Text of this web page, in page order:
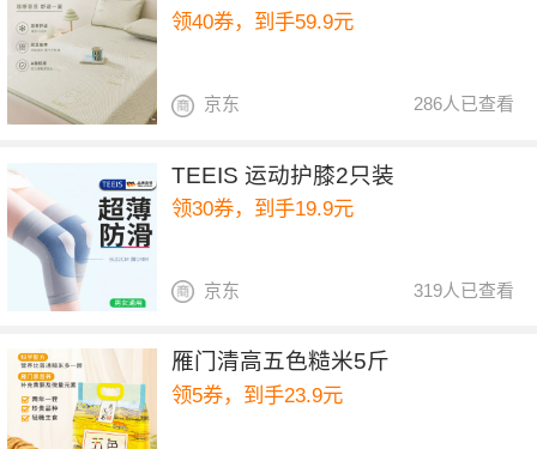
领40券，到手59.9元
286人已查看
京东
TEEIS 运动护膝2只装
领30券，到手19.9元
319人已查看
京东
雁门清高五色糙米5斤
领5券，到手23.9元